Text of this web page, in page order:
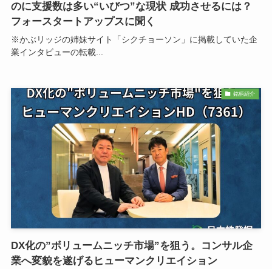
のに支援数は多い“いびつ”な現状 成功させるには？
フォースタートアップスに聞く
※かぶリッジの姉妹サイト「シクチョーソン」に掲載していた企
業インタビューの転載...
銘柄紹介
DX化の”ボリュームニッチ市場”を狙う。コンサル企
業へ変貌を遂げるヒューマンクリエイション